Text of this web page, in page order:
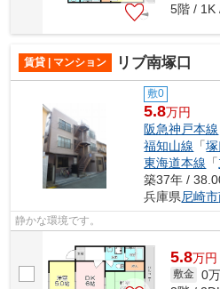
5階 / 1K
賃貸 | マンション リブ南塚口
敷0
5.8万円
阪急神戸本線
福知山線 「塚
東海道本線 「
築37年 /
兵庫県尼崎市
静かな環境です。
5.8万円
敷金 0